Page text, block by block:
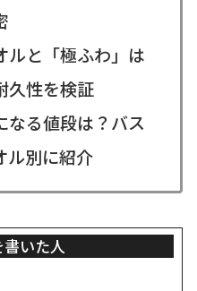
ルと「極ふわ」は
久性を検証
なる値段は？バス
ル別に紹介
書いた人